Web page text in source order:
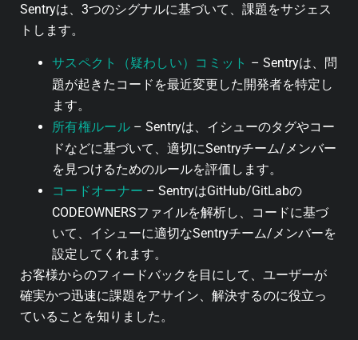
Sentryは、3つのシグナルに基づいて、課題をサジェス
トします。
サスペクト（疑わしい）コミット – Sentryは、問
題が起きたコードを最近変更した開発者を特定し
ます。
所有権ルール– Sentryは、イシューのタグやコー
ドなどに基づいて、適切にSentryチーム/メンバー
を見つけるためのルールを評価します。
コードオーナー – SentryはGitHub/GitLabの
CODEOWNERSファイルを解析し、コードに基づ
いて、イシューに適切なSentryチーム/メンバーを
設定してくれます。
お客様からのフィードバックを目にして、ユーザーが
確実かつ迅速に課題をアサイン、解決するのに役立っ
ていることを知りました。